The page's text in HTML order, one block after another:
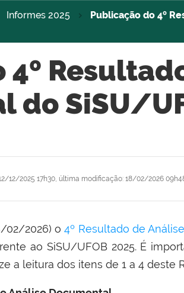
Informes 2025
Publicação do 4º
do SiSU/
12/2025 17h30, última modificação: 18/02/2026
02/2026) o4º Resultado de
ao SiSU/UFOB 2025. É
a leitura dos itens de 1 a 4 deste